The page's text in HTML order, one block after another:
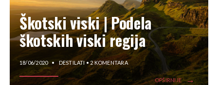
Škotski viski | Podela
škotskih viski regija
18/06/2020 • DESTILATI• 2 KOMENTARA
OPŠIRNIJE →